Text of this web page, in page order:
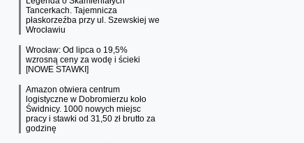
Tancerkach. Tajemnicza
płaskorzeźba przy ul. Szewskiej we
Wrocławiu
Wrocław: Od lipca o 19,5%
wzrosną ceny za wodę i ścieki
[NOWE STAWKI]
Amazon otwiera centrum
logistyczne w Dobromierzu koło
Świdnicy. 1000 nowych miejsc
pracy i stawki od 31,50 zł brutto za
godzinę